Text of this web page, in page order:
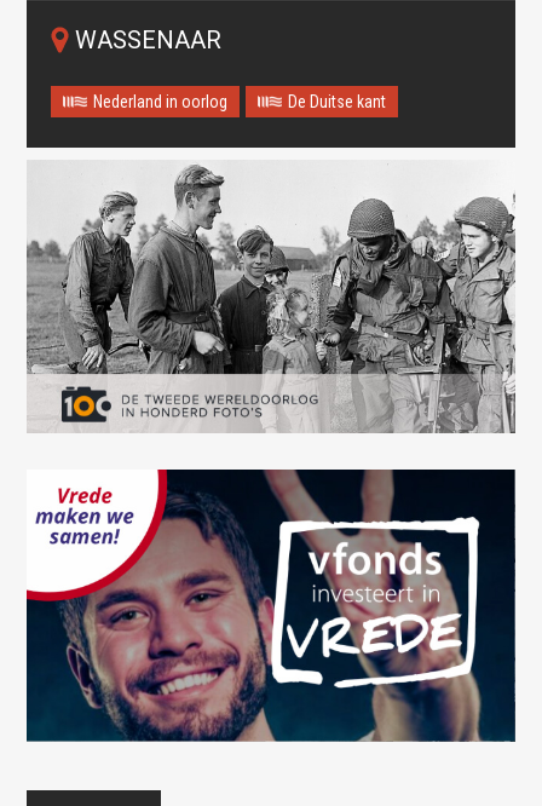
WASSENAAR
Nederland in oorlog De Duitse kant